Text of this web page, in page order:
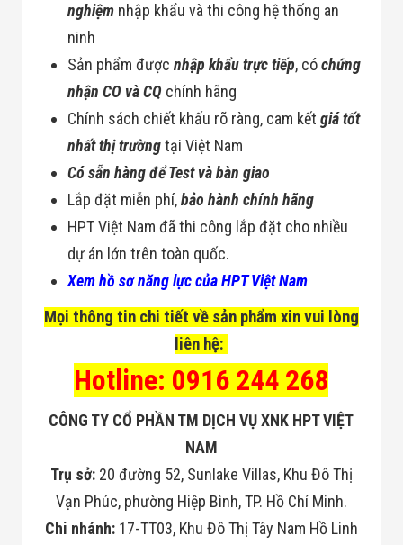
nghiệm nhập khẩu và thi công hệ thống an
ninh
Sản phẩm đượcnhập khẩu trực tiếp, cóchứng
nhận CO và CQ chính hãng
Chính sách chiết khấu rõ ràng, cam kếtgiá tốt
nhất thị trườngtại Việt Nam
Có sẵn hàng để Test và bàn giao
Lắp đặt miễn phí,bảo hành chính hãng
HPT Việt Nam đã thi công lắp đặt cho nhiều
dự án lớn trên toàn quốc.
Xem hồ sơ năng lực của HPT Việt Nam
Mọi thông tin chi tiết về sản phẩm xin vui lòng
liên hệ:
Hotline: 0916 244 268
CÔNG TY CỔ PHẦN TM DỊCH VỤ XNK HPT VIỆT
NAM
Trụ sở: 20 đường 52, Sunlake Villas, Khu Đô Thị
Vạn Phúc, phường Hiệp Bình, TP. Hồ Chí Minh.
Chi nhánh:17-TT03, Khu Đô Thị Tây Nam Hồ Linh